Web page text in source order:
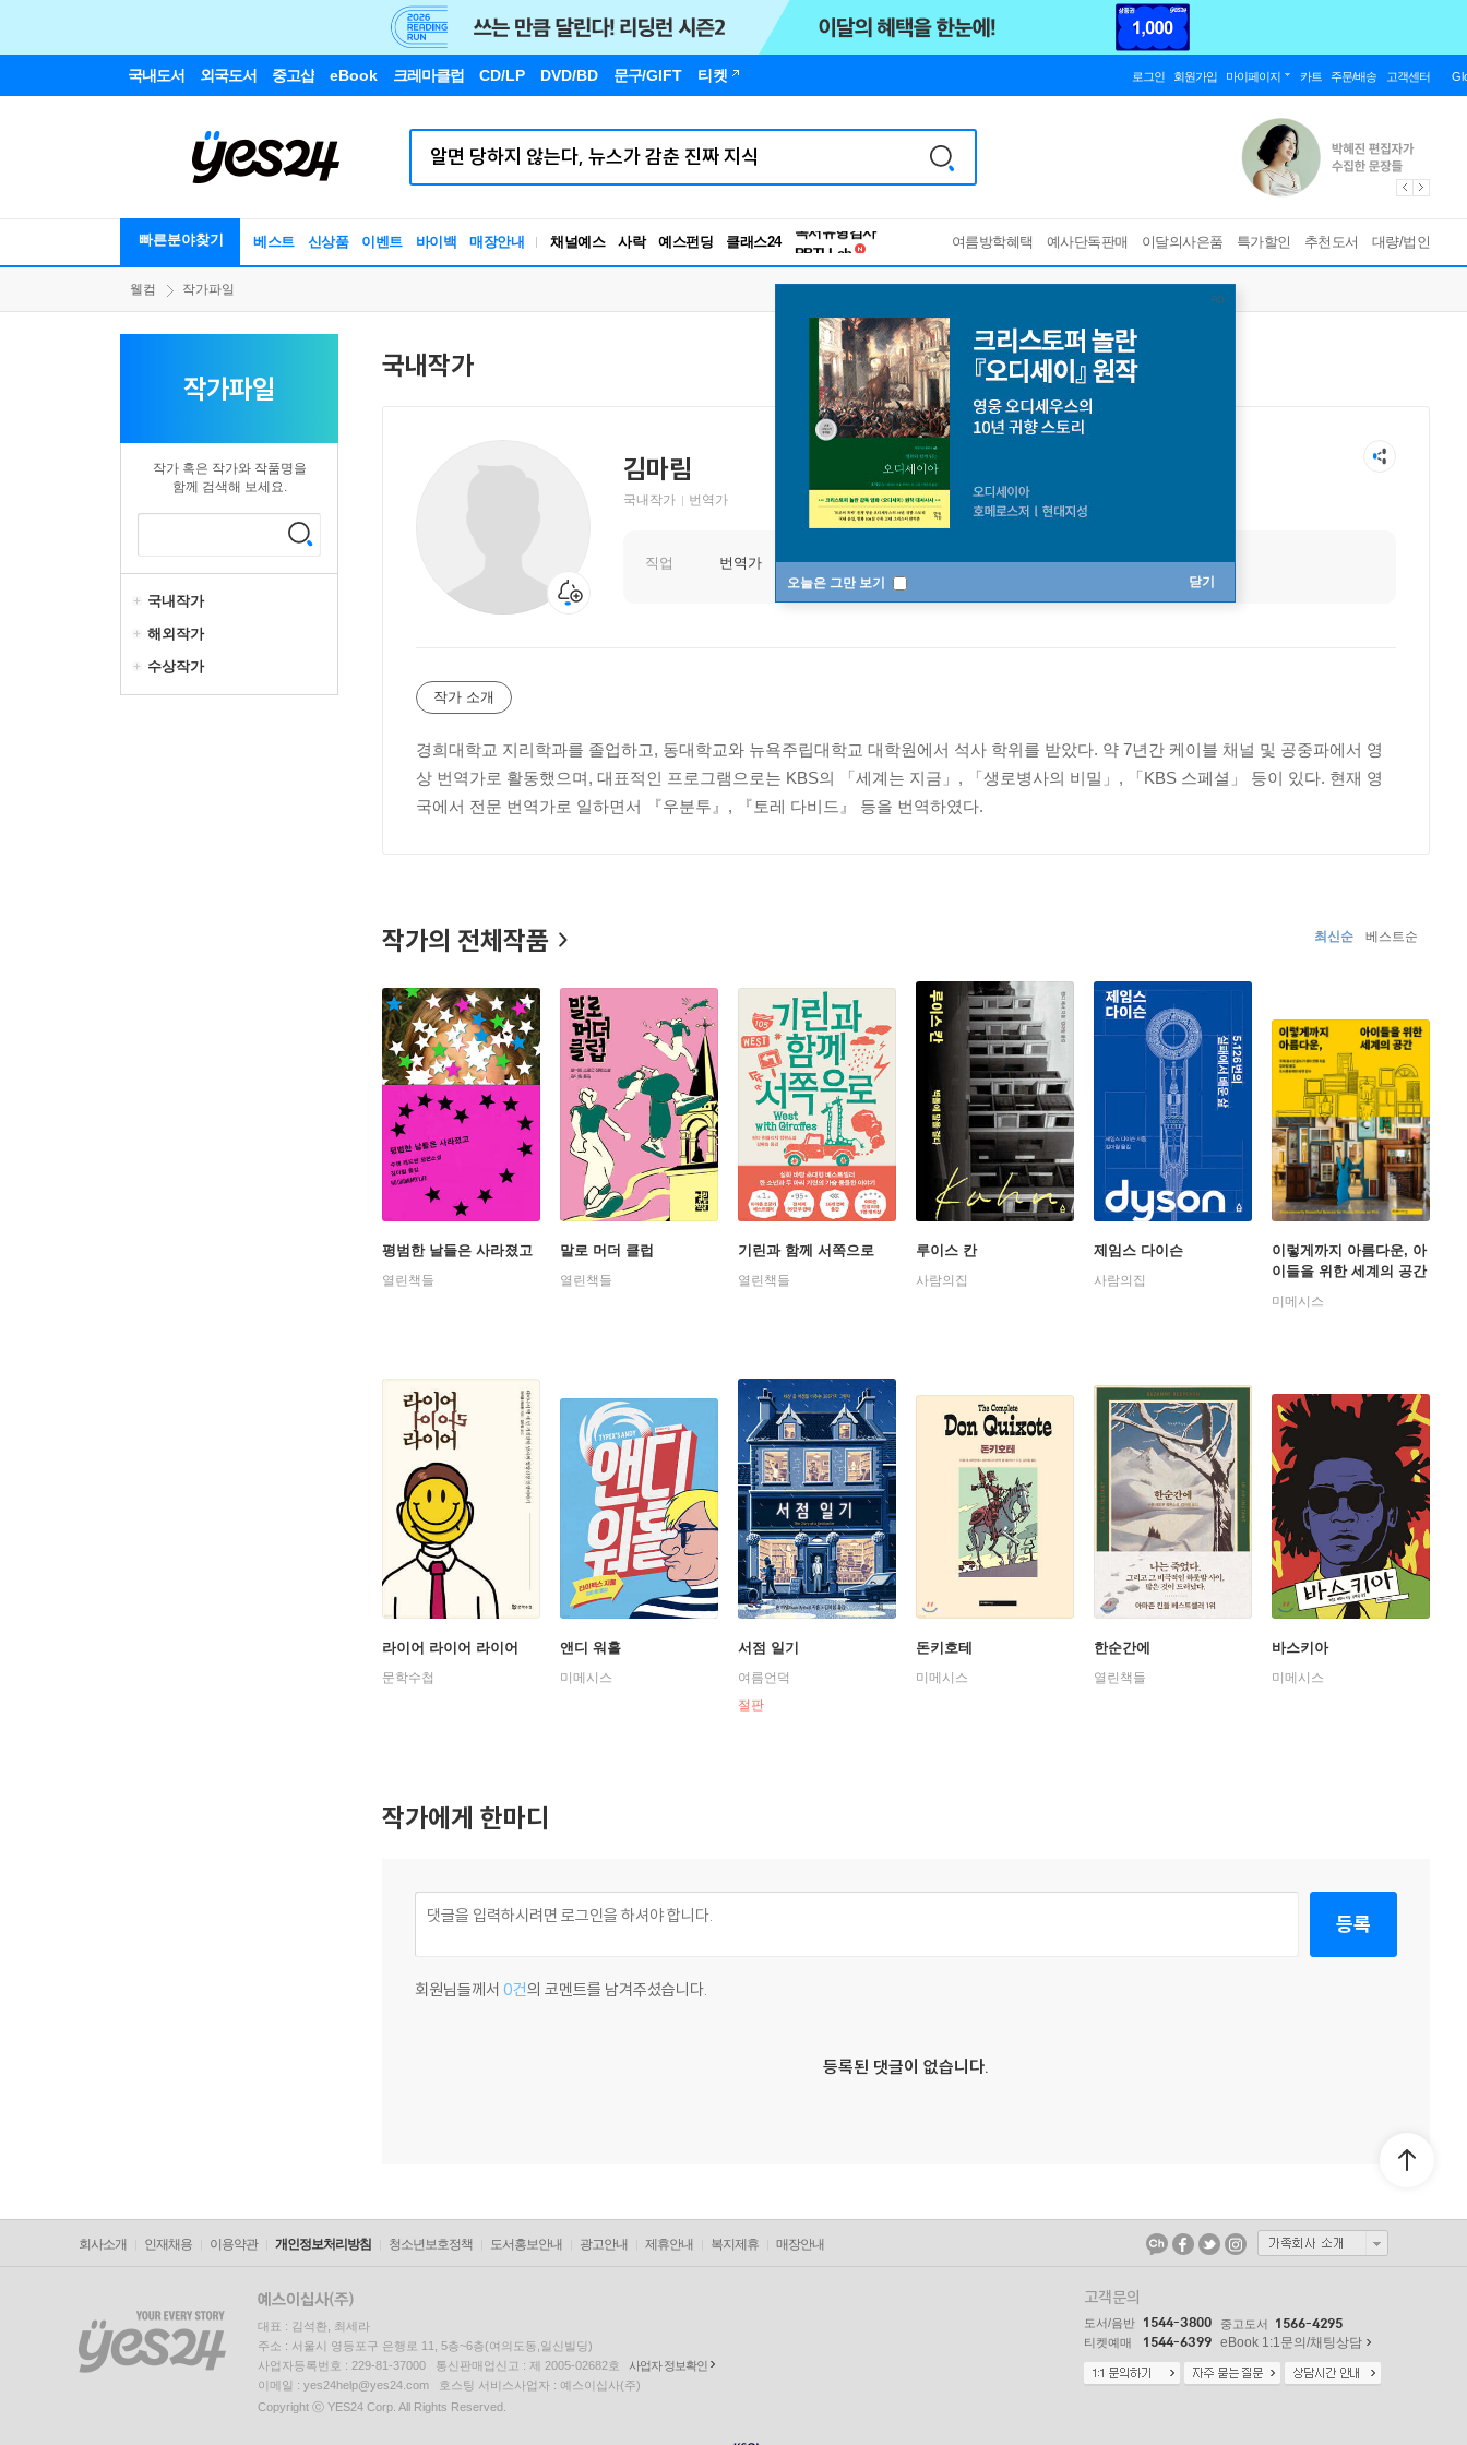
국내도서 외국도서 중고샵 eBook 크레마클럽 CD/LP DVD/BD 문구/GIFT 티켓 로그인 회원가입 마이페이지 카트 주문/배송 고객센터
빠른분야찾기 베스트 신상품 이벤트 바이백 매장안내 채널예스 사락 예스펀딩 클래스24
RBTI Lab
독서유형검사
여름방학혜택 예사단독판매 이달의사은품 특가할인 추천도서 대량/법인
오늘은 그만 보기 닫기
웰컴 작가파일
작가파일
작가 혹은 작가와 작품명을
함께 검색해 보세요.
국내작가
해외작가
수상작가
국내작가
김마림
국내작가 번역가
직업 번역가
작가 소개
경희대학교 지리학과를 졸업하고, 동대학교와 뉴욕주립대학교 대학원에서 석사 학위를 받았다. 약 7년간 케이블 채널 및 공중파에서 영
상 번역가로 활동했으며, 대표적인 프로그램으로는 KBS의 「세계는 지금」, 「생로병사의 비밀」, 「KBS 스페셜」 등이 있다. 현재 영
국에서 전문 번역가로 일하면서 『우분투』, 『토레 다비드』 등을 번역하였다.
작가의 전체작품 최신순 베스트순
평범한 날들은 사라졌고
열린책들
말로 머더 클럽
열린책들
기린과 함께 서쪽으로
열린책들
루이스 칸
사람의집
제임스 다이슨
사람의집
이렇게까지 아름다운, 아
이들을 위한 세계의 공간
미메시스
라이어 라이어 라이어
문학수첩
앤디 워홀
미메시스
서점 일기
여름언덕
절판
돈키호테
미메시스
한순간에
열린책들
바스키아
미메시스
작가에게 한마디
등록
회원님들께서 0건의 코멘트를 남겨주셨습니다.
등록된 댓글이 없습니다.
회사소개 인재채용 이용약관 개인정보처리방침 청소년보호정책 도서홍보안내 광고안내 제휴안내 복지제휴 매장안내
대표 : 김석환, 최세라
주소 : 서울시 영등포구 은행로 11, 5층~6층(여의도동,일신빌딩)
사업자등록번호 : 229-81-37000 통신판매업신고 : 제 2005-02682호
사업자 정보확인
이메일 : yes24help@yes24.com 호스팅 서비스사업자 : 예스이십사(주)
Copyright ⓒ YES24 Corp. All Rights Reserved.
고객문의
도서/음반 1544-3800 중고도서 1566-4295
티켓예매 1544-6399 eBook 1:1문의/채팅상담